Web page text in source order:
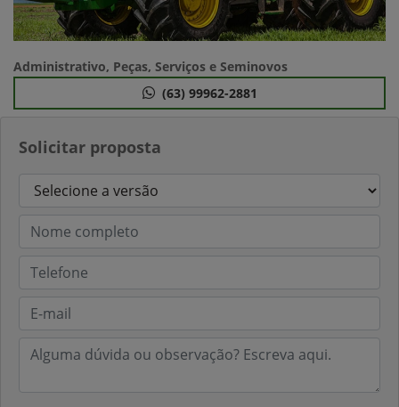
Solicitar proposta
Administrativo, Peças, Serviços e Seminovos
(63) 99962-2881